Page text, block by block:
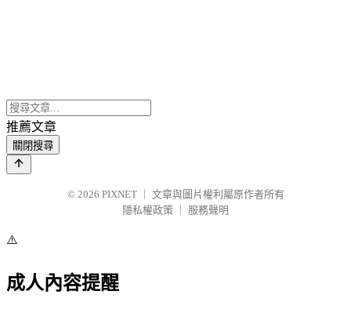
推薦文章
關閉搜尋
© 2026 PIXNET
文章與圖片權利屬原作者所有
隱私權政策
服務聲明
⚠️
成人內容提醒